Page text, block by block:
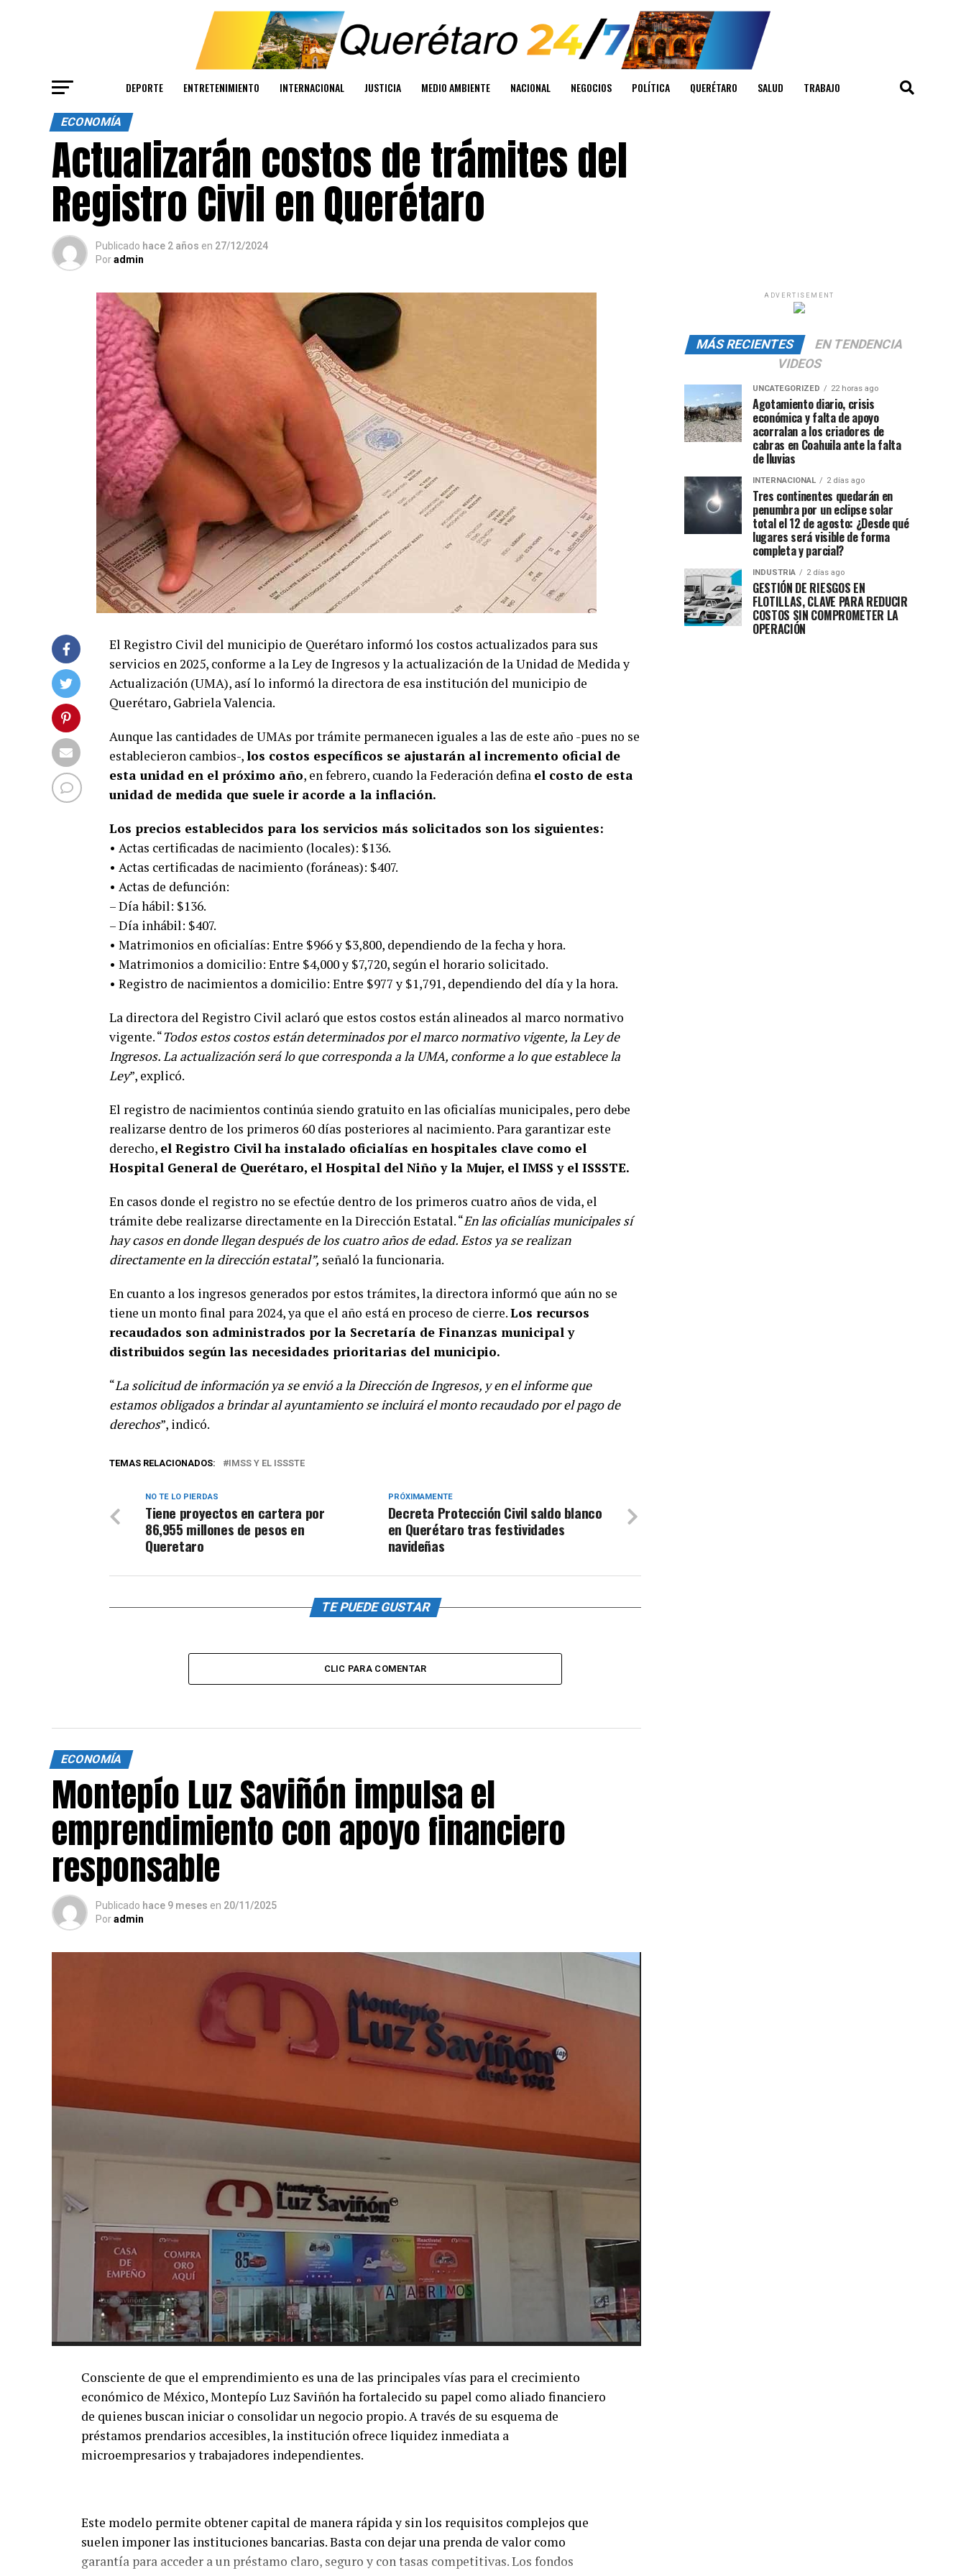
DEPORTE ENTRETENIMIENTO INTERNACIONAL JUSTICIA MEDIO AMBIENTE NACIONAL NEGOCIOS POLÍTICA QUERÉTARO SALUD TRABAJO
ECONOMÍA
Actualizarán costos de trámites del
Registro Civil en Querétaro
Publicado hace 2 años en 27/12/2024
Poradmin
El Registro Civil del municipio de Querétaro informó los costos actualizados para sus
servicios en 2025, conforme a la Ley de Ingresos y la actualización de la Unidad de Medida y
Actualización (UMA), así lo informó la directora de esa institución del municipio de
Querétaro, Gabriela Valencia.
Aunque las cantidades de UMAs por trámite permanecen iguales a las de este año -pues no se
establecieron cambios-,los costos específicos se ajustarán al incremento oficial de
esta unidad en el próximo año, en febrero, cuando la Federación defina el costo de esta
unidad de medida que suele ir acorde a la inflación.
Los precios establecidos para los servicios más solicitados son los siguientes:
• Actas certificadas de nacimiento (locales): $136.
• Actas certificadas de nacimiento (foráneas): $407.
• Actas de defunción:
– Día hábil: $136.
– Día inhábil: $407.
• Matrimonios en oficialías: Entre $966 y $3,800, dependiendo de la fecha y hora.
• Matrimonios a domicilio: Entre $4,000 y $7,720, según el horario solicitado.
• Registro de nacimientos a domicilio: Entre $977 y $1,791, dependiendo del día y la hora.
La directora del Registro Civil aclaró que estos costos están alineados al marco normativo
vigente. “Todos estos costos están determinados por el marco normativo vigente, la Ley de
Ingresos. La actualización será lo que corresponda a la UMA, conforme a lo que establece la
Ley”, explicó.
El registro de nacimientos continúa siendo gratuito en las oficialías municipales, pero debe
realizarse dentro de los primeros 60 días posteriores al nacimiento. Para garantizar este
derecho, el Registro Civil ha instalado oficialías en hospitales clave como el
Hospital General de Querétaro, el Hospital del Niño y la Mujer, el IMSS y el ISSSTE.
En casos donde el registro no se efectúe dentro de los primeros cuatro años de vida, el
trámite debe realizarse directamente en la Dirección Estatal. “En las oficialías municipales sí
hay casos en donde llegan después de los cuatro años de edad. Estos ya se realizan
directamente en la dirección estatal”, señaló la funcionaria.
En cuanto a los ingresos generados por estos trámites, la directora informó que aún no se
tiene un monto final para 2024, ya que el año está en proceso de cierre.Los recursos
recaudados son administrados por la Secretaría de Finanzas municipal y
distribuidos según las necesidades prioritarias del municipio.
“La solicitud de información ya se envió a la Dirección de Ingresos, y en el informe que
estamos obligados a brindar al ayuntamiento se incluirá el monto recaudado por el pago de
derechos”, indicó.
TEMAS RELACIONADOS: IMSS Y EL ISSSTE
PRÓXIMAMENTE
Decreta Protección Civil saldo blanco
en Querétaro tras festividades
navideñas
NO TE LO PIERDAS
Tiene proyectos en cartera por
86,955 millones de pesos en
Queretaro
TE PUEDE GUSTAR
CLIC PARA COMENTAR
ECONOMÍA
Montepío Luz Saviñón impulsa el
emprendimiento con apoyo financiero
responsable
Publicado hace 9 meses en 20/11/2025
Poradmin
Consciente de que el emprendimiento es una de las principales vías para el crecimiento
económico de México, Montepío Luz Saviñón ha fortalecido su papel como aliado financiero
de quienes buscan iniciar o consolidar un negocio propio. A través de su esquema de
préstamos prendarios accesibles, la institución ofrece liquidez inmediata a
microempresarios y trabajadores independientes.
Este modelo permite obtener capital de manera rápida y sin los requisitos complejos que
suelen imponer las instituciones bancarias. Basta con dejar una prenda de valor como
garantía para acceder a un préstamo claro, seguro y con tasas competitivas. Los fondos
ADVERTISEMENT
MÁS RECIENTES
EN TENDENCIA
VIDEOS
UNCATEGORIZED 22 horas ago
Agotamiento diario, crisis
económica y falta de apoyo
acorralan a los criadores de
cabras en Coahuila ante la falta
de lluvias
INTERNACIONAL 2 días ago
Tres continentes quedarán en
penumbra por un eclipse solar
total el 12 de agosto: ¿Desde qué
lugares será visible de forma
completa y parcial?
INDUSTRIA 2 días ago
GESTIÓN DE RIESGOS EN
FLOTILLAS, CLAVE PARA REDUCIR
COSTOS SIN COMPROMETER LA
OPERACIÓN